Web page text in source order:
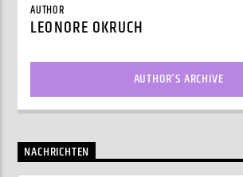
AUTHOR
LEONORE OKRUCH
AUTHOR'S ARCHIVE
NACHRICHTEN